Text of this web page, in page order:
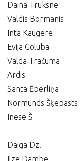
Daina Truksne
Valdis Bormanis
Inta Kaugere
Evija Goluba
Valda Tračuma
Ardis
Santa Ēberliņa
Normunds Šķepasts
Inese Š
Daiga Dz.
Ilze Dambe